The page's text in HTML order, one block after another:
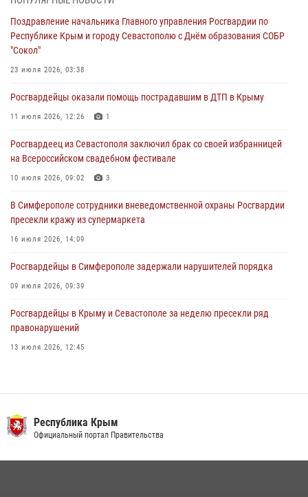
Росгвардейцы Севастополя пресекли противоправные действия на
охраняемом объекте
29 июля 2026, 12:34
Росгвардейцы Крыма и Севастополя отметили День Крещения Руси
28 июля 2026, 14:18
В Симферополе сотрудники Росгвардии задержали подозреваемого
в краже из гипермаркета
24 июля 2026, 12:21
Поздравление начальника Главного управления Росгвардии по
Республике Крым и городу Севастополю с Днём образования СОБР
"Сокол"
23 июля 2026, 03:38
Росгвардейцы оказали помощь пострадавшим в ДТП в Крыму
11 июля 2026, 12:26 1
Росгвардеец из Севастополя заключил брак со своей избранницей
на Всероссийском свадебном фестивале
10 июля 2026, 09:02 3
В Симферополе сотрудники вневедомственной охраны Росгвардии
пресекли кражу из супермаркета
16 июля 2026, 14:09
Росгвардейцы в Симферополе задержали нарушителей порядка
09 июля 2026, 09:39
Росгвардейцы в Крыму и Севастополе за неделю пресекли ряд
правонарушений
13 июля 2026, 12:45
21 июля 2026, 13:18
Росгвардия в Крыму и Севастополе задержала ряд
правонарушителей
Республика Крым
Официальный портал Правительства